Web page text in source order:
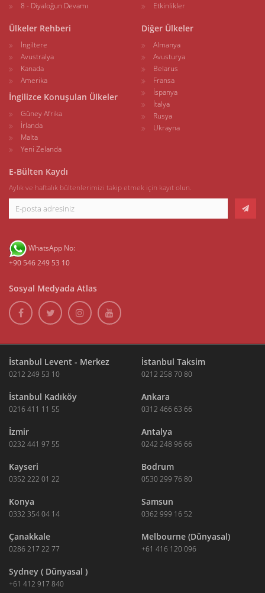
8 - Diyaloğun Devamı
Etkinlikler
Ülkeler Rehberi
İngiltere
Avustralya
Kanada
Amerika
İngilizce Konuşulan Ülkeler
Güney Afrika
İrlanda
Malta
Yeni Zelanda
Diğer Ülkeler
Almanya
Avusturya
Belarus
Fransa
İspanya
İtalya
Rusya
Ukrayna
E-Bülten Kaydı
Aylık ve haftalık bültenlerimizi takip etmek için kayıt olun.
WhatsApp No:
+90 546 249 53 10
Sosyal Medyada Atlas
İstanbul Levent - Merkez
0212 249 53 10
İstanbul Taksim
0212 258 70 80
İstanbul Kadıköy
0216 411 11 55
Ankara
0312 466 63 66
İzmir
0232 441 97 55
Antalya
0242 248 96 66
Kayseri
0352 222 01 22
Bodrum
0530 299 76 80
Konya
0332 354 04 14
Samsun
0362 999 16 52
Çanakkale
0286 217 22 77
Melbourne (Dünyasal)
+61 416 120 096
Sydney ( Dünyasal )
+61 412 917 840